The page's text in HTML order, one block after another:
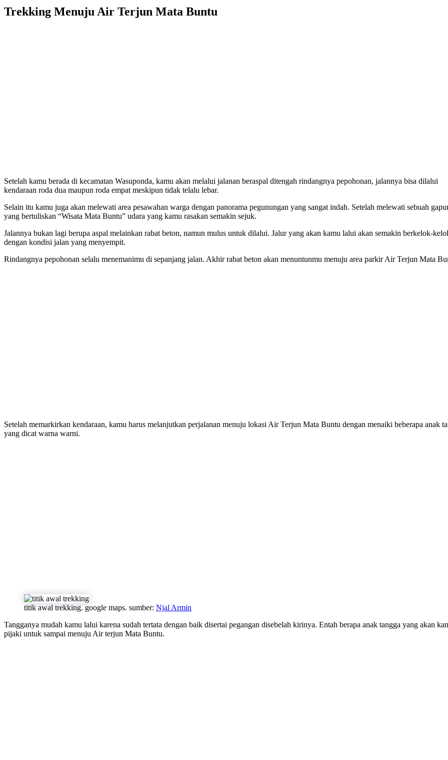
Trekking Menuju Air Terjun Mata Buntu
Setelah kamu berada di kecamatan Wasuponda, kamu akan melalui jalanan beraspal ditengah rindangnya pepohonan, jalannya bisa dilalui
kendaraan roda dua maupun roda empat meskipun tidak telalu lebar.
Selain itu kamu juga akan melewati area pesawahan warga dengan panorama pegunungan yang sangat indah. Setelah melewati sebuah
yang bertuliskan “Wisata Mata Buntu” udara yang kamu rasakan semakin sejuk.
Jalannya bukan lagi berupa aspal melainkan rabat beton, namun mulus untuk dilalui. Jalur yang akan kamu lalui akan semakin berkelok-
dengan kondisi jalan yang menyempit.
Rindangnya pepohonan selalu menemanimu di sepanjang jalan. Akhir rabat beton akan menuntunmu menuju area parkir Air Terjun Mata
Setelah memarkirkan kendaraan, kamu harus melanjutkan perjalanan menuju lokasi Air Terjun Mata Buntu dengan menaiki beberapa anak
yang dicat warna warni.
titik awal trekking. google maps. sumber: Njal Armin
Tangganya mudah kamu lalui karena sudah tertata dengan baik disertai pegangan disebelah kirinya. Entah berapa anak tangga yang akan
pijaki untuk sampai menuju Air terjun Mata Buntu.